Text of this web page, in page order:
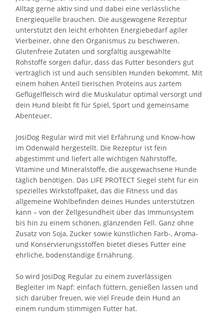
Alltag gerne aktiv sind und dabei eine verlässliche
Energiequelle brauchen. Die ausgewogene Rezeptur
unterstützt den leicht erhöhten Energiebedarf agiler
Vierbeiner, ohne den Organismus zu beschweren.
Glutenfreie Zutaten und sorgfältig ausgewählte
Rohstoffe sorgen dafür, dass das Futter besonders gut
verträglich ist und auch sensiblen Hunden bekommt. Mit
einem hohen Anteil tierischen Proteins aus zartem
Geflügelfleisch wird die Muskulatur optimal versorgt und
dein Hund bleibt fit für Spiel, Sport und gemeinsame
Abenteuer.
JosiDog Regular wird mit viel Erfahrung und Know-how
im Odenwald hergestellt. Die Rezeptur ist fein
abgestimmt und liefert alle wichtigen Nährstoffe,
Vitamine und Mineralstoffe, die ausgewachsene Hunde
täglich benötigen. Das LIFE PROTECT Siegel steht für ein
spezielles Wirkstoffpaket, das die Fitness und das
allgemeine Wohlbefinden deines Hundes unterstützen
kann – von der Zellgesundheit über das Immunsystem
bis hin zu einem schönen, glänzenden Fell. Ganz ohne
Zusatz von Soja, Zucker sowie künstlichen Farb-, Aroma-
und Konservierungsstoffen bietet dieses Futter eine
ehrliche, bodenständige Ernährung.
So wird JosiDog Regular zu einem zuverlässigen
Begleiter im Napf: einfach füttern, genießen lassen und
sich darüber freuen, wie viel Freude dein Hund an
einem rundum stimmigen Futter hat.